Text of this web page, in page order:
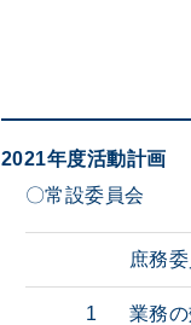
2021年度活動計画
〇常設委員会
庶務
1 業務